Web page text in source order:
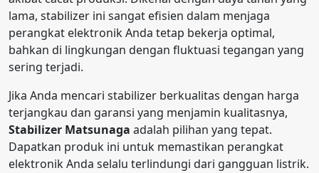
lama, stabilizer ini sangat efisien dalam menjaga
perangkat elektronik Anda tetap bekerja optimal,
bahkan di lingkungan dengan fluktuasi tegangan yang
sering terjadi.
Jika Anda mencari stabilizer berkualitas dengan harga
terjangkau dan garansi yang menjamin kualitasnya,
Stabilizer Matsunaga adalah pilihan yang tepat.
Dapatkan produk ini untuk memastikan perangkat
elektronik Anda selalu terlindungi dari gangguan listrik.